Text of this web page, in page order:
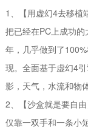
1、【用虚幻4去移植
把已经在PC上成功
年，几乎做到了
现。全面基于虚幻4
影，天气，水流和物
2、【沙盒就是要自由
仅靠一双手和一条小